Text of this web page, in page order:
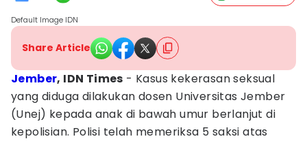
Default Image IDN
Share Article
Jember, IDN Times - Kasus kekerasan seksual
yang diduga dilakukan dosen Universitas Jember
(Unej) kepada anak di bawah umur berlanjut di
kepolisian. Polisi telah memeriksa 5 saksi atas